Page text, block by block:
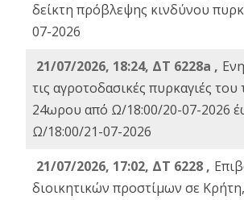
δείκτη πρόβλεψης κινδύνου
07-2026
21/07/2026, 18:24, ΔΤ 6228a ,
τις αγροτοδασικές πυρκαγιές του
24ωρου από Ω/18:00/20-07-2026
Ω/18:00/21-07-2026
21/07/2026, 17:02, ΔΤ 6228 ,
διοικητικών προστίμων σε